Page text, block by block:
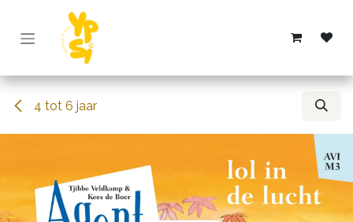
Overslaan naar inhoud
4 tot 6 jaar